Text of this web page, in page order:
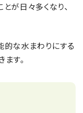
が日々多くなり、
的な水まわりにする
す。